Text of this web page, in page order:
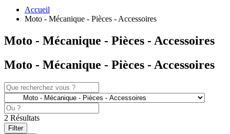
Accueil
Moto - Mécanique - Pièces - Accessoires
Moto - Mécanique - Pièces - Accessoires
Moto - Mécanique - Pièces - Accessoires
2 Résultats
Filter